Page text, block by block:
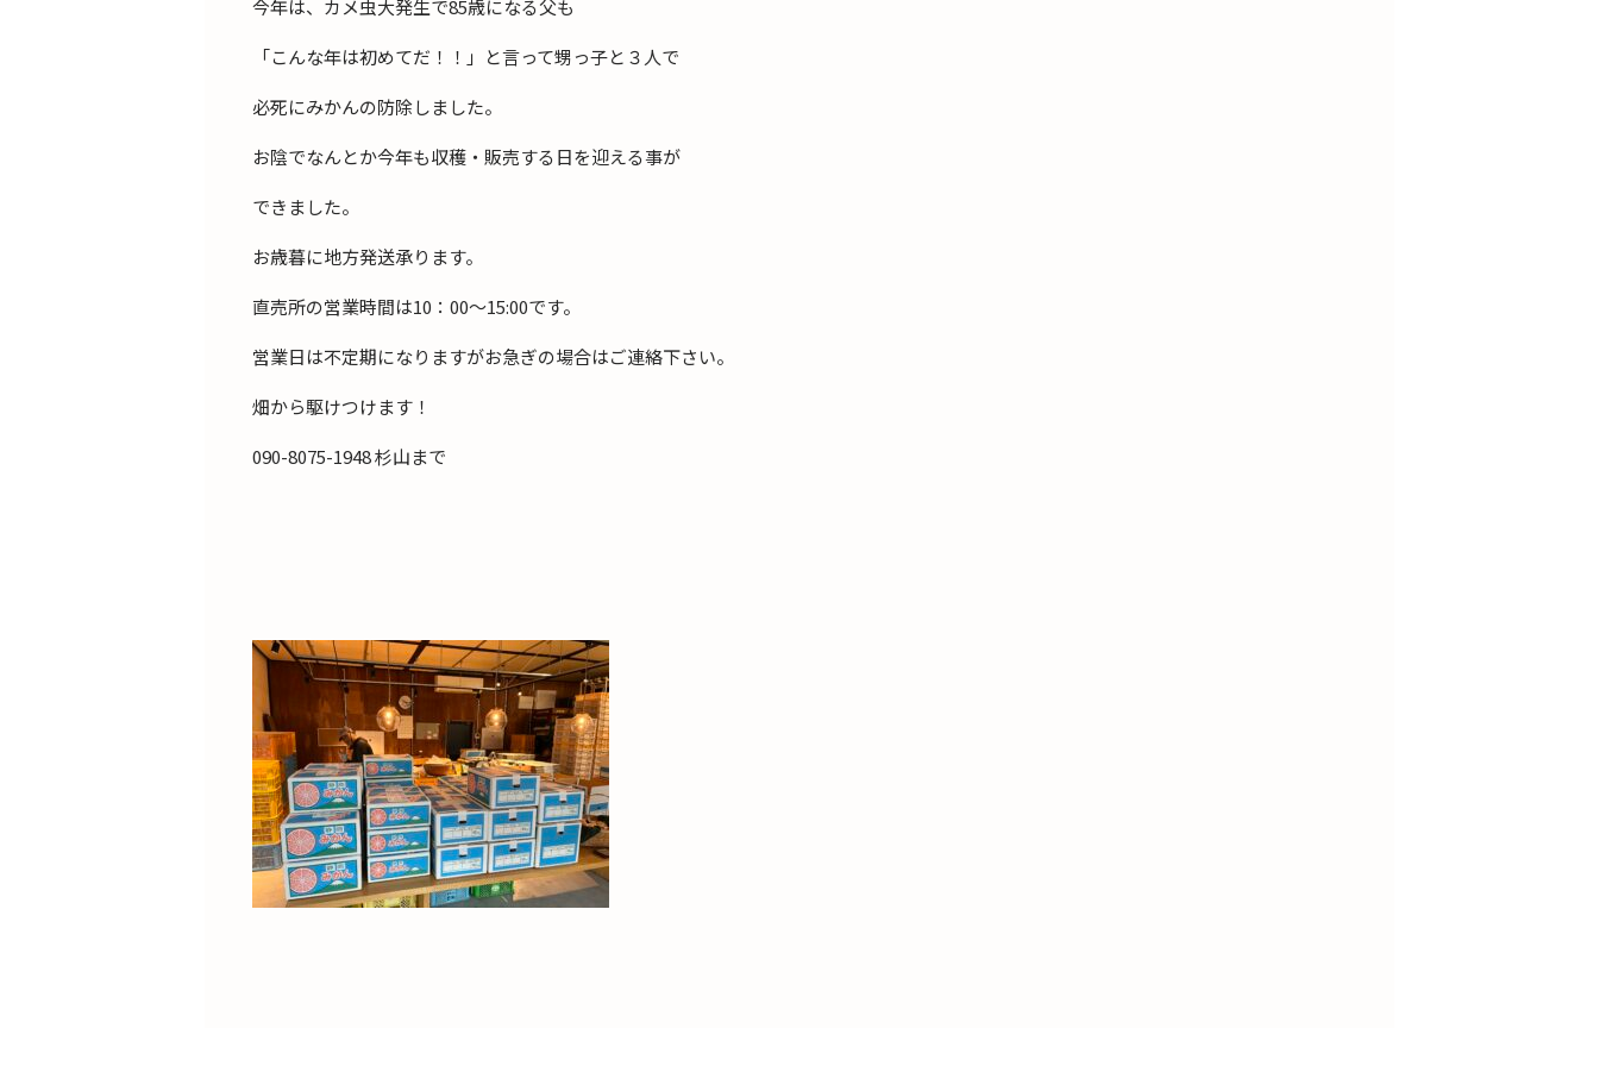
今年は、カメ虫大発生で85歳になる父も
「こんな年は初めてだ！！」と言って甥っ子と３人で
必死にみかんの防除しました。
お陰でなんとか今年も収穫・販売する日を迎える事が
できました。
お歳暮に地方発送承ります。
直売所の営業時間は10：00〜15:00です。
営業日は不定期になりますがお急ぎの場合はご連絡下さい。
畑から駆けつけます！
090-8075-1948 杉山まで